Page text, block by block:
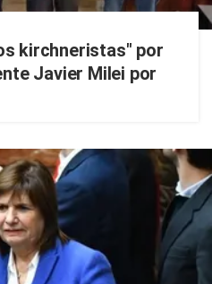
kirchneristas" por
Javier Milei por